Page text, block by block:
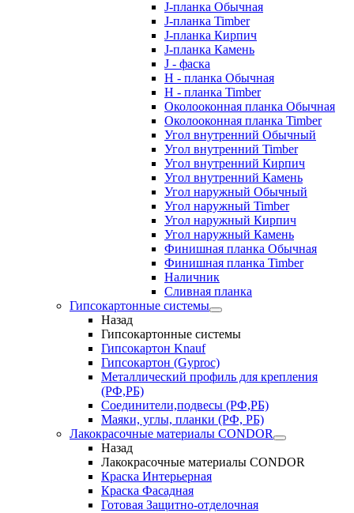
J-планка Обычная
J-планка Timber
J-планка Кирпич
J-планка Камень
J - фаска
Н - планка Обычная
Н - планка Timber
Околооконная планка Обычная
Околооконная планка Timber
Угол внутренний Обычный
Угол внутренний Timber
Угол внутренний Кирпич
Угол внутренний Камень
Угол наружный Обычный
Угол наружный Timber
Угол наружный Кирпич
Угол наружный Камень
Финишная планка Обычная
Финишная планка Timber
Наличник
Сливная планка
Гипсокартонные системы
Назад
Гипсокартонные системы
Гипсокартон Knauf
Гипсокартон (Gyproc)
Металлический профиль для крепления
(РФ,РБ)
Соединители,подвесы (РФ,РБ)
Маяки, углы, планки (РФ, РБ)
Лакокрасочные материалы CONDOR
Назад
Лакокрасочные материалы CONDOR
Краска Интерьерная
Краска Фасадная
Готовая Защитно-отделочная